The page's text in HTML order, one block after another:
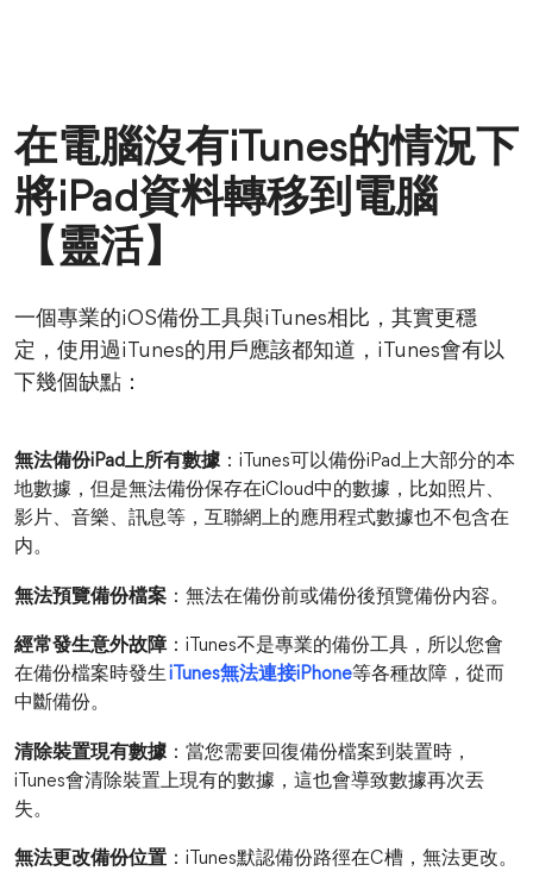
在電腦沒有iTunes的情況下
將iPad資料轉移到電腦
【靈活】
一個專業的iOS備份工具與iTunes相比，其實更穩
定，使用過iTunes的用戶應該都知道，iTunes會有以
下幾個缺點：
無法備份iPad上所有數據：iTunes可以備份iPad上大部分的本
地數據，但是無法備份保存在iCloud中的數據，比如照片、
影片、音樂、訊息等，互聯網上的應用程式數據也不包含在
内。
無法預覽備份檔案 ：無法在備份前或備份後預覽備份内容。
經常發生意外故障：iTunes不是專業的備份工具，所以您會
在備份檔案時發生iTunes無法連接iPhone等各種故障，從而
中斷備份。
清除裝置現有數據：當您需要回復備份檔案到裝置時，
iTunes會清除裝置上現有的數據，這也會導致數據再次丟
失。
無法更改備份位置 ：iTunes默認備份路徑在C槽，無法更改。